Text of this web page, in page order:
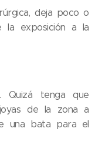
deja poco o
la exposición a la
Quizá tenga que
de la zona a
una bata para el